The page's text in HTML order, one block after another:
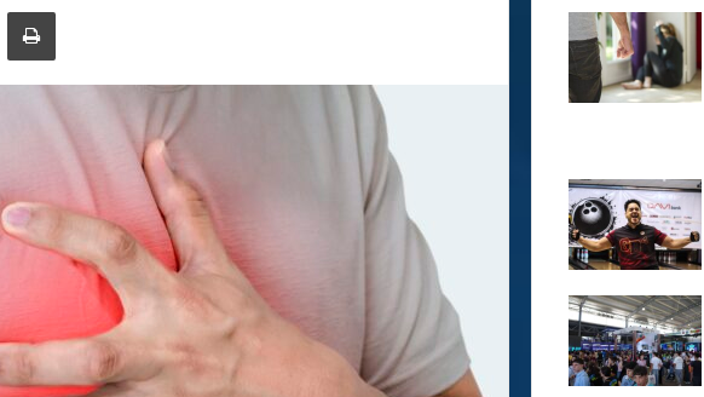
por correo electrónicoImprimir